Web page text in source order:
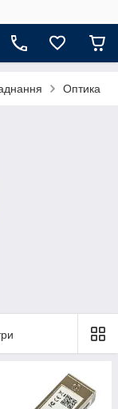
Оптика